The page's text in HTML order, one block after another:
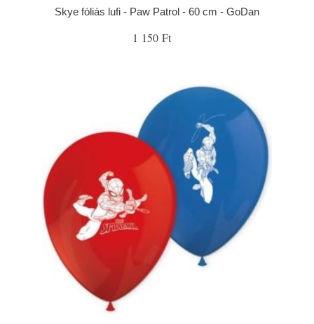
Skye fóliás lufi - Paw Patrol - 60 cm - GoDan
1 150 Ft